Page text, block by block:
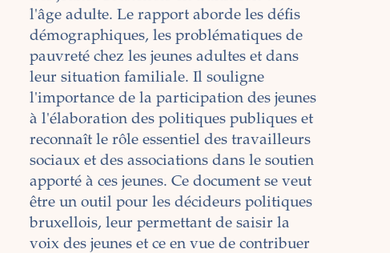
l'âge adulte. Le rapport aborde les défis
démographiques, les problématiques de
pauvreté chez les jeunes adultes et dans
leur situation familiale. Il souligne
l'importance de la participation des jeunes
à l'élaboration des politiques publiques et
reconnaît le rôle essentiel des travailleurs
sociaux et des associations dans le soutien
apporté à ces jeunes. Ce document se veut
être un outil pour les décideurs politiques
bruxellois, leur permettant de saisir la
voix des jeunes et ce en vue de contribuer